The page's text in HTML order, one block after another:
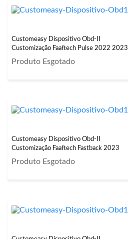
Customeasy Dispositivo Obd-II
Customização Faaftech Pulse 2022 2023
Produto Esgotado
Customeasy Dispositivo Obd-II
Customização Faaftech Fastback 2023
Produto Esgotado